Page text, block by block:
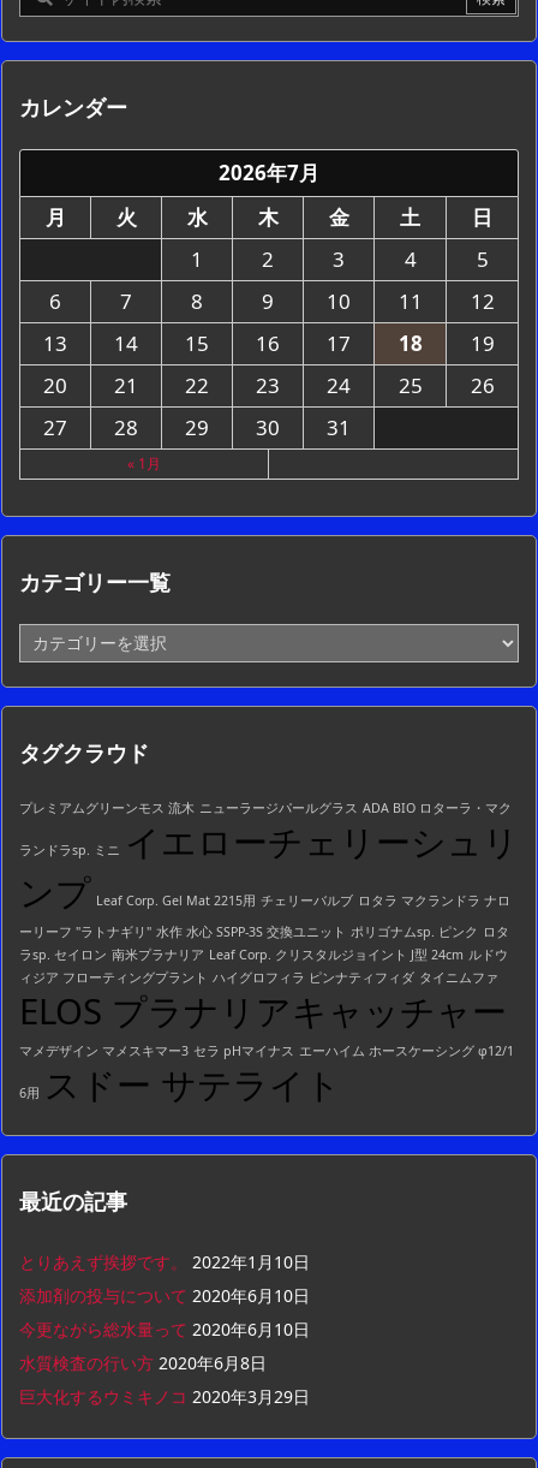
カレンダー
2026年7月
月
火 水 木 金 土
日
1
2 3 4
5
6
7 8 9 10 11
12
13
14 15 16 17 18
19
20
21 22 23 24 25
26
27
28 29 30 31
« 1月
カテゴリー一覧
カ
テ
ゴ
リ
一
タグクラウド
プレミアムグリーンモス 流木 ニューラージパールグラス ADA BIO ロターラ・マク
ランドラsp. ミニ イエローチェリーシュリ
ンプ Leaf Corp. Gel Mat 2215用 チェリーバルブ ロタラ マクランドラ ナロ
ーリーフ "ラトナギリ" 水作 水心 SSPP-3S 交換ユニット ポリゴナムsp. ピンク ロタ
ラsp. セイロン 南米プラナリア Leaf Corp. クリスタルジョイント J型 24cm ルドウ
ィジア フローティングプラント ハイグロフィラ ピンナティフィダ タイニムファ
ELOS プラナリアキャッチャー
マメデザイン マメスキマー3 セラ pHマイナス エーハイム ホースケーシング φ12/1
6用 スドー サテライト
最近の記事
とりあえず挨拶です。
2022年1月10日
添加剤の投与について 2020年6月10日
今更ながら総水量って 2020年6月10日
水質検査の行い方 2020年6月8日
巨大化するウミキノコ 2020年3月29日